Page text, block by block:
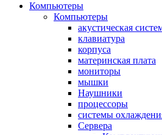
Компьютеры
Компьютеры
акустическая
клавиатура
корпуса
материнская плата
мониторы
мышки
Наушники
процессоры
системы
Сервера